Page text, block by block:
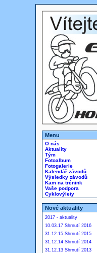
Menu
O nás
Aktuality
Tým
Fotoalbum
Fotogalerie
Kalendář závodů
Výsledky závodů
Kam na trénink
Vaše podpora
Cyklovýlety
Nové aktuality
2017 - aktuality
10.03.17 Shrnutí 2016
31.12.15 Shrnutí 2015
31.12.14 Shrnutí 2014
31.12.13 Shrnutí 2013